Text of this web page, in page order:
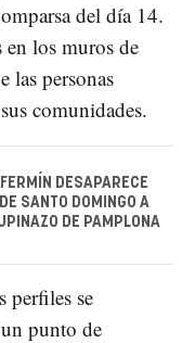
del día 14.
los muros de
las personas
comunidades.
DESAPARECE
SANTO DOMINGO A
DE PAMPLONA
perfiles se
punto de